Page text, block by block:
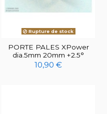
Rupture de stock
PORTE PALES XPower
dia.5mm 20mm +2.5°
10,90 €